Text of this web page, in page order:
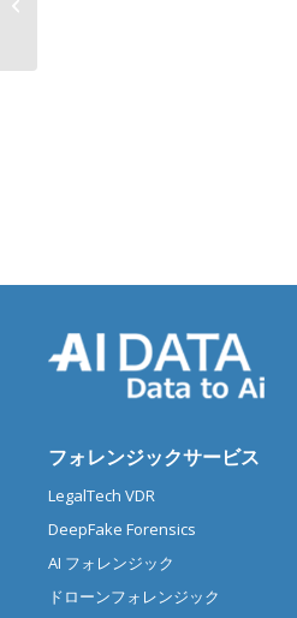
フォレンジックサービス
LegalTech VDR
DeepFake Forensics
AI フォレンジック
ドローンフォレンジック